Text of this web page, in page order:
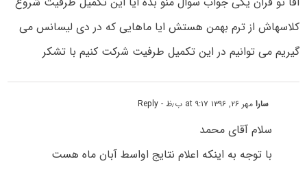
کلاسهاش از ترم بهمن هستش ایا ماهایی که در دی لیسانس می
گیریم می توانیم در این تکمیل طرفیت شرکت کنیم با تشکر
سارامهر ۲۶, ۱۳۹۶ at ۹:۱۷ ب٫ظ - Reply
سلام آقای محمد
با توجه به اینکه اعلام نتایج اواسط آبان ماه هست